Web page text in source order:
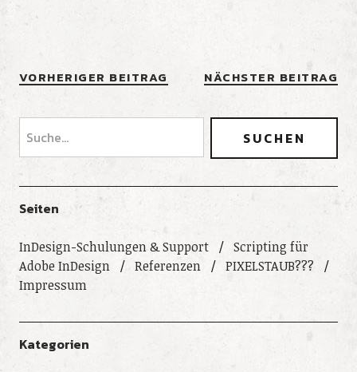
VORHERIGER BEITRAG NÄCHSTER BEITRAG
Seiten
InDesign-Schulungen & Support
Scripting für
Adobe InDesign
Referenzen
PIXELSTAUB???
Impressum
Kategorien